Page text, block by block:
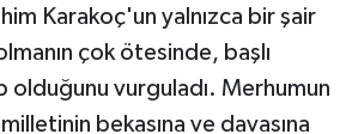
Karakoç'un yalnızca bir şair
çok ötesinde, başlı
olduğunu vurguladı. Merhumun
bekasına ve davasına